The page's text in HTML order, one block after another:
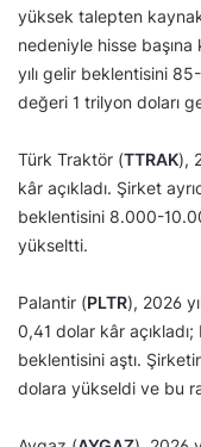
yüksek talepten
nedeniyle hisse
yılı gelir beklentisini
değeri 1 trilyon doları
Türk Traktör (TTRAK),
kâr açıkladı. Şirket
beklentisini 8.000-
yükseltti.
Palantir (PLTR), 2026
0,41 dolar kâr
beklentisini aştı.
dolara yükseldi ve bu